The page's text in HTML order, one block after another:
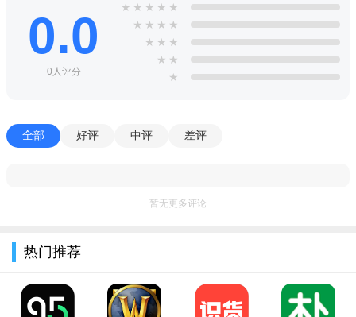
容变化的过程；而且还会有这多种服务功能是能够去满足到用户
需求的，那么有感兴趣的就快到本站下载使用吧。
优化了用户界面，方便用户更好的管理手机界面和应用文
件。
式登录。
Matter的支持。
0.0
0人评分
★ ★ ★ ★ ★
★ ★ ★ ★
★ ★ ★
★ ★
★
全部 好评 中评 差评
暂无更多评论
热门推荐